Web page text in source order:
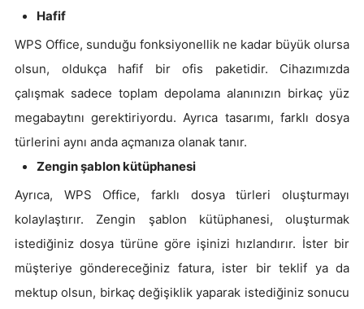
Hafif
WPS Office, sunduğu fonksiyonellik ne kadar büyük olursa
olsun, oldukça hafif bir ofis paketidir. Cihazımızda
çalışmak sadece toplam depolama alanınızın birkaç yüz
megabaytını gerektiriyordu. Ayrıca tasarımı, farklı dosya
türlerini aynı anda açmanıza olanak tanır.
Zengin şablon kütüphanesi
Ayrıca, WPS Office, farklı dosya türleri oluşturmayı
kolaylaştırır. Zengin şablon kütüphanesi, oluşturmak
istediğiniz dosya türüne göre işinizi hızlandırır. İster bir
müşteriye göndereceğiniz fatura, ister bir teklif ya da
mektup olsun, birkaç değişiklik yaparak istediğiniz sonucu